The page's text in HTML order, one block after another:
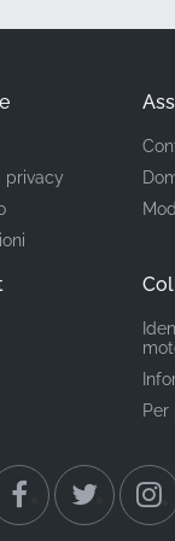
l'identificativo
Carena
Emblema
giusta di qualità di
privacy
Per